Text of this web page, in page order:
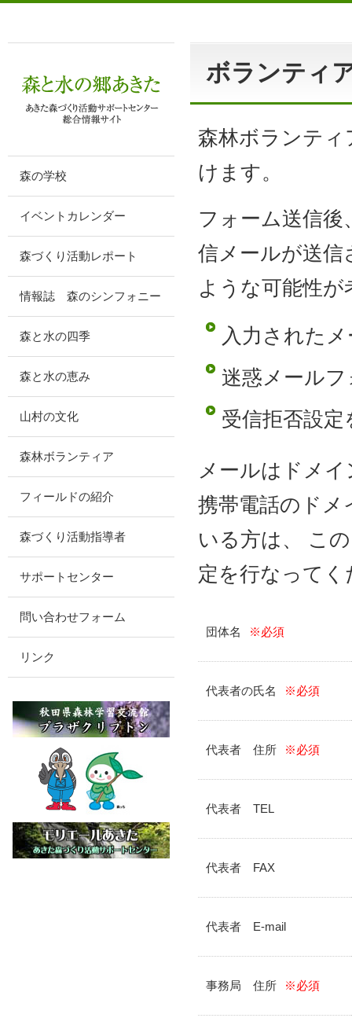
森の学校
イベントカレンダー
森づくり活動レポート
情報誌 森のシンフォニー
森と水の四季
森と水の恵み
山村の文化
森林ボランティア
フィールドの紹介
森づくり活動指導者
サポートセンター
問い合わせフォーム
リンク
ボランティ
森林ボランテ
けます。
フォーム送信
信メールが送信
ような可能性
入力された
迷惑メール
受信拒否設
メールはドメ
携帯電話のドメ
いる方は、 こ
定を行なってく
団体名 ※必須
代表者の氏名 ※必須
代表者 住所 ※必須
代表者 TEL
代表者 FAX
代表者 E-mail
事務局 住所 ※必須